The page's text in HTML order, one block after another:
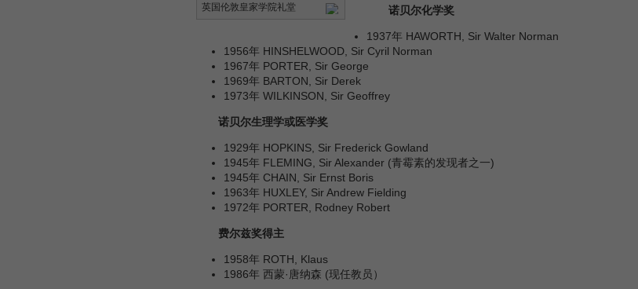
英国伦敦皇家学院礼堂 诺贝尔化学奖
1937年 HAWORTH, Sir Walter Norman
1956年 HINSHELWOOD, Sir Cyril Norman
1967年 PORTER, Sir George
1969年 BARTON, Sir Derek
1973年 WILKINSON, Sir Geoffrey
诺贝尔生理学或医学奖
1929年 HOPKINS, Sir Frederick Gowland
1945年 FLEMING, Sir Alexander (青霉素的发现者之一)
1945年 CHAIN, Sir Ernst Boris
1963年 HUXLEY, Sir Andrew Fielding
1972年 PORTER, Rodney Robert
费尔兹奖得主
1958年 ROTH, Klaus
1986年 西蒙·唐纳森 (现任教员）